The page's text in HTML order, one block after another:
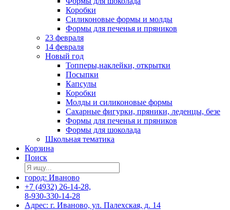
Коробки
Силиконовые формы и молды
Формы для печенья и пряников
23 февраля
14 февраля
Новый год
Топперы,наклейки, открытки
Посыпки
Капсулы
Коробки
Молды и силиконовые формы
Сахарные фигурки, пряники, леденцы, безе
Формы для печенья и пряников
Формы для шоколада
Школьная тематика
Корзина
Поиск
город: Иваново
+7 (4932) 26-14-28,
8-930-330-14-28
Адрес: г. Иваново, ул. Палехская, д. 14